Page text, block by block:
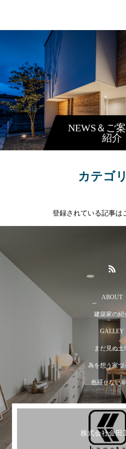
NEWS＆ご
紹介
カテゴ
登録されている記事は
ABOUT
建築家の紹
GALLEY
まだ見ぬ土
為を想う家づ
色褪せない
株式会社金田